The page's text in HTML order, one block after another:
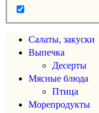
Салаты, закуски
Выпечка
Десерты
Мясные блюда
Птица
Морепродукты